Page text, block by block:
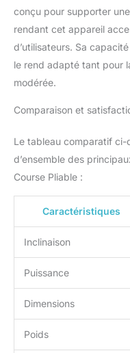
conçu pour supporter
rendant cet appareil
d’utilisateurs. Sa
le rend adapté tant pour
modérée.
Comparaison et
Le tableau comparatif ci-
d’ensemble des
Course Pliable :
Caractéristiques
Inclinaison
Puissance
Dimensions
Poids